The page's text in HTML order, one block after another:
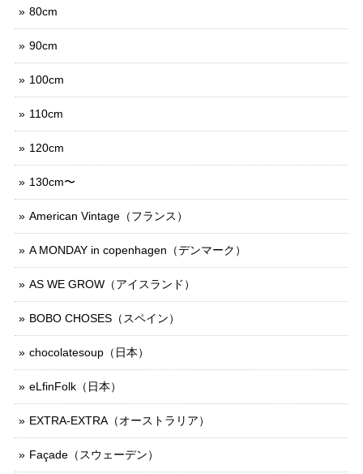
80cm
90cm
100cm
110cm
120cm
130cm〜
American Vintage（フランス）
A MONDAY in copenhagen（デンマーク）
AS WE GROW（アイスランド）
BOBO CHOSES（スペイン）
chocolatesoup（日本）
eLfinFolk（日本）
EXTRA-EXTRA（オーストラリア）
Façade（スウェーデン）